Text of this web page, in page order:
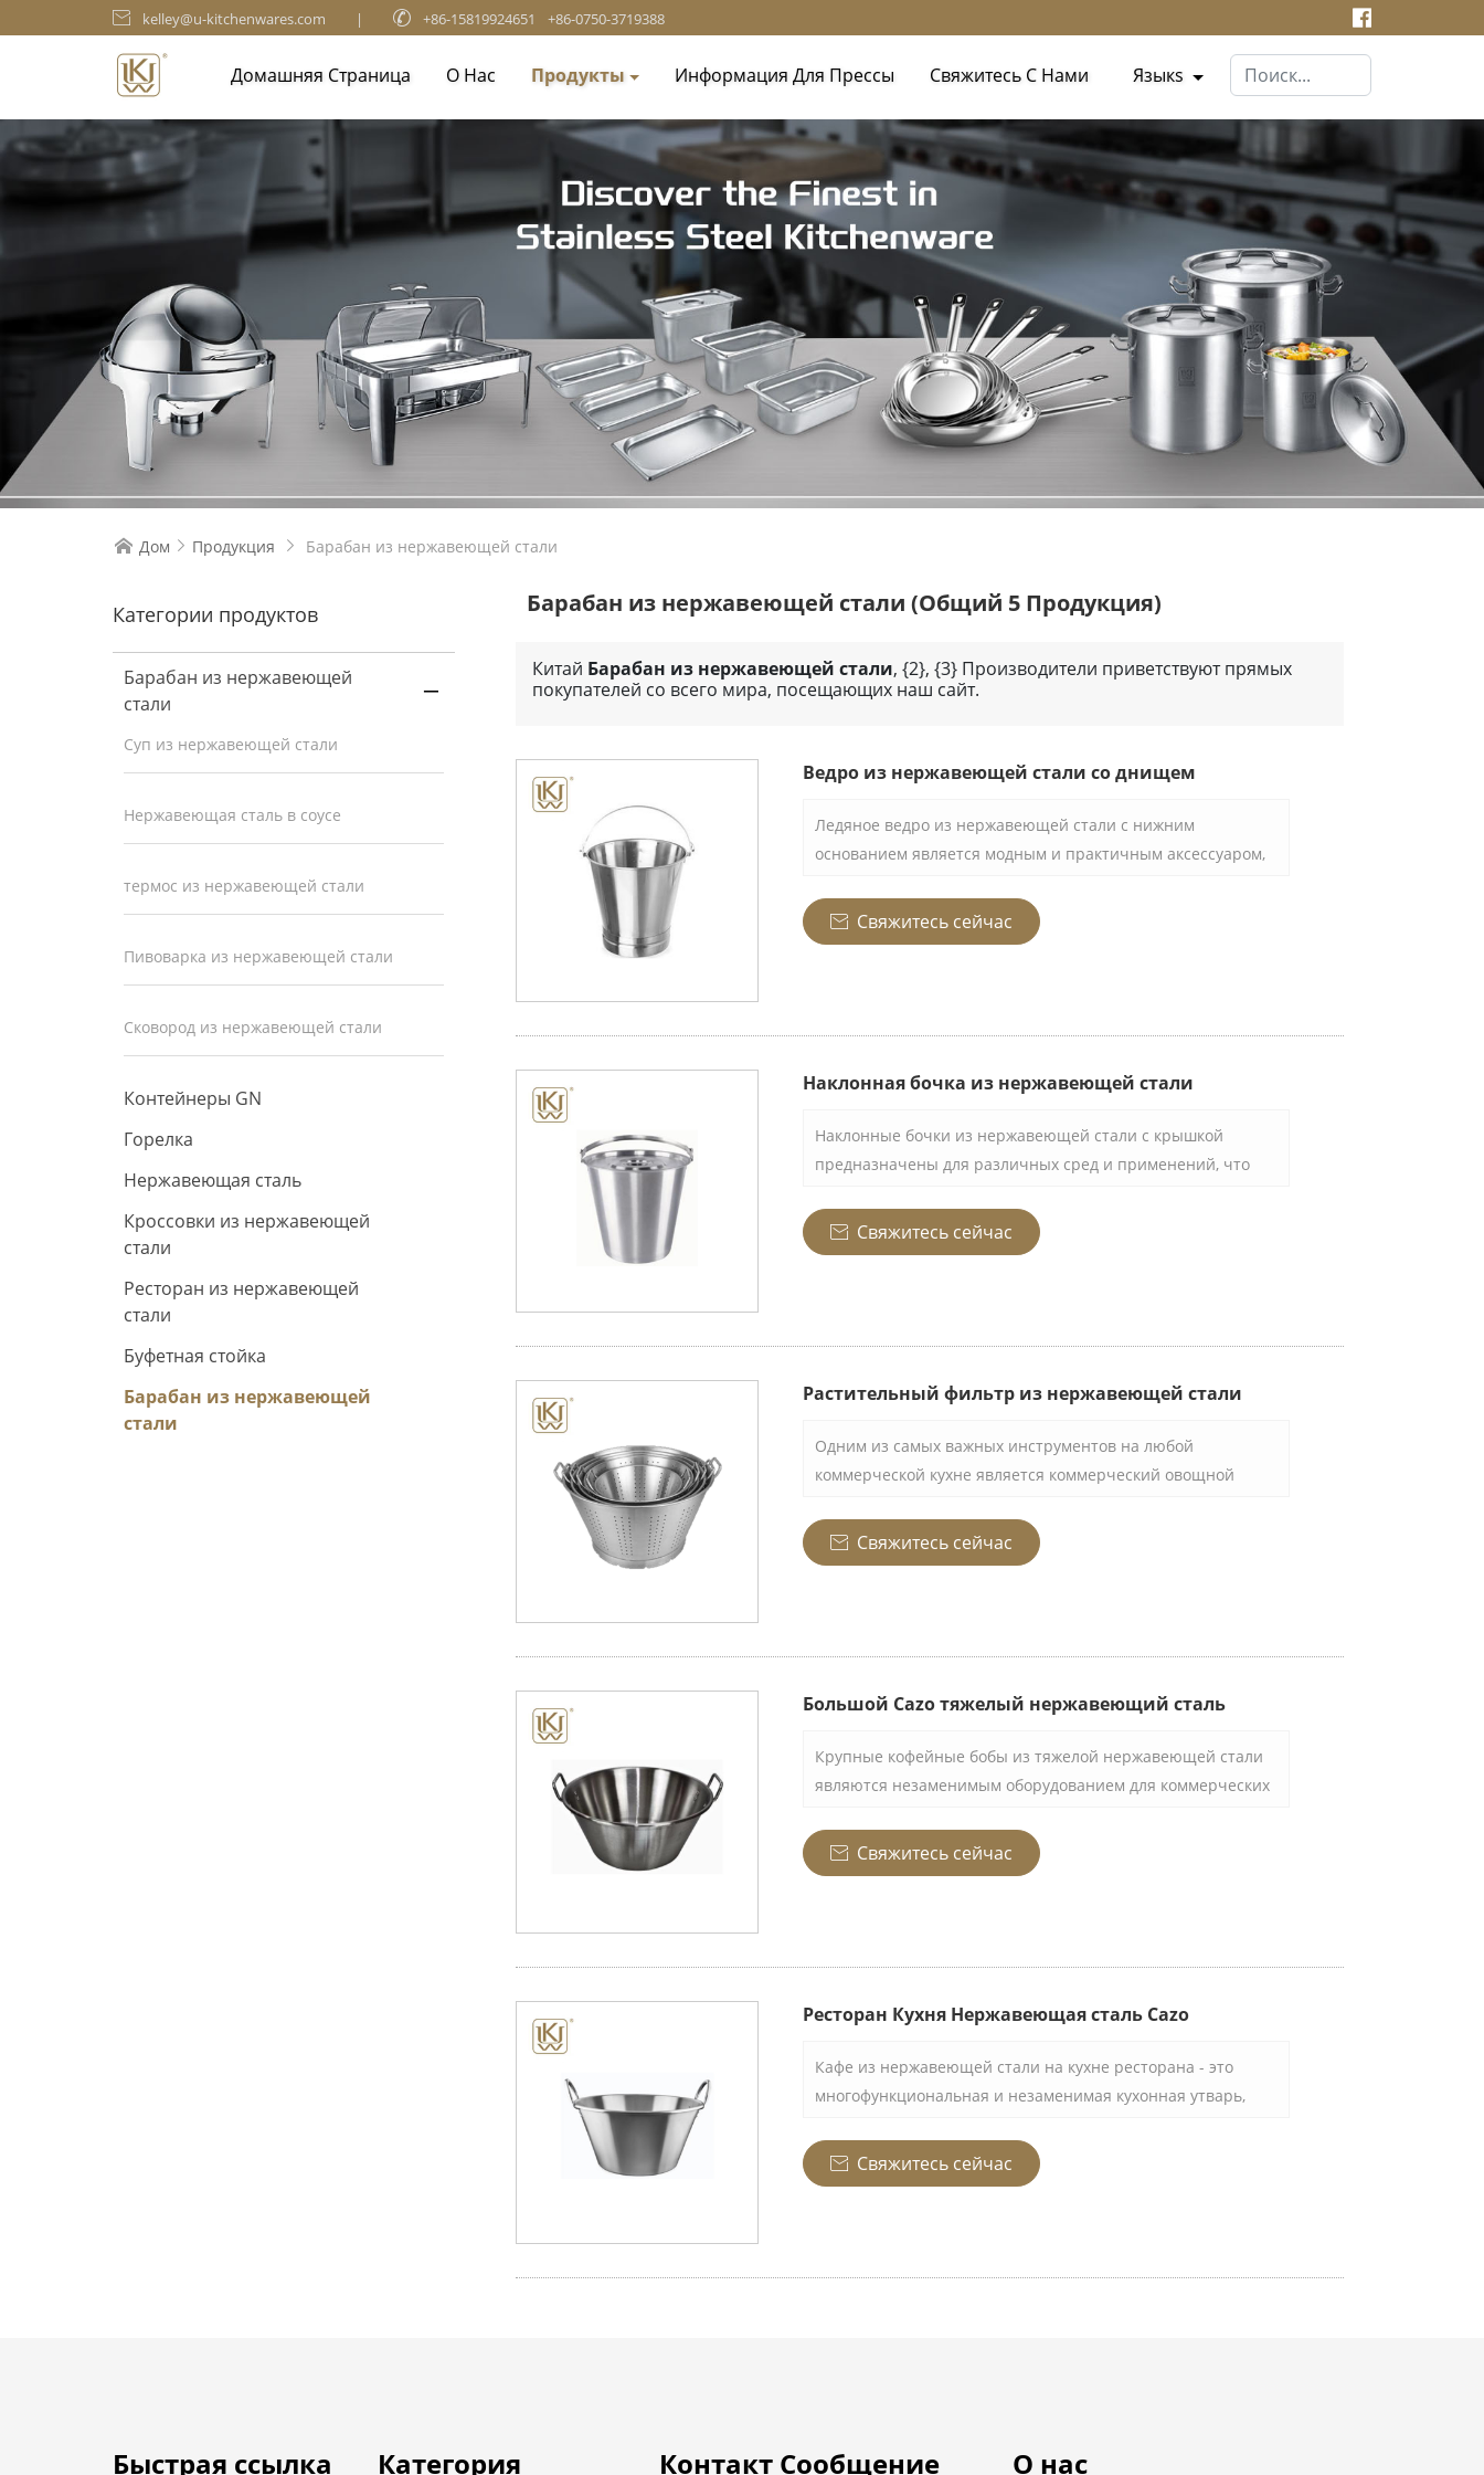
 kelley@u-kitchenwares.com |  +86-15819924651 +86-0750-3719388
Домашняя Страница О Нас Продукты Информация Для Прессы Свяжитесь С Нами Языкs
 Дом  Продукция  Барабан из нержавеющей стали
Категории продуктов
Барабан из нержавеющей
стали

Суп из нержавеющей стали
Нержавеющая сталь в соусе
термос из нержавеющей стали
Пивоварка из нержавеющей стали
Сковород из нержавеющей стали
Контейнеры GN
Горелка
Нержавеющая сталь
Кроссовки из нержавеющей
стали
Ресторан из нержавеющей
стали
Буфетная стойка
Барабан из нержавеющей
стали
Барабан из нержавеющей стали (Общий 5 Продукция)
Китай Барабан из нержавеющей стали, {2}, {3} Производители приветствуют прямых
покупателей со всего мира, посещающих наш сайт.
Ведро из нержавеющей стали со днищем
Ледяное ведро из нержавеющей стали с нижним
основанием является модным и практичным аксессуаром,
коммерческой среде. Этот ледяной бочонок из
нержавеющей стали, изготовленный из
 Свяжитесь сейчас
Наклонная бочка из нержавеющей стали
Наклонные бочки из нержавеющей стали с крышкой
предназначены для различных сред и применений, что
Он изготовлен из высококачественной нержавеющей
стали и обеспечивает его долговечность и коррозионную
 Свяжитесь сейчас
Растительный фильтр из нержавеющей стали
Одним из самых важных инструментов на любой
коммерческой кухне является коммерческий овощной
размещения большого количества овощей, фруктов и
других ингредиентов. Эти фильтры изготовлены из
 Свяжитесь сейчас
Большой Cazo тяжелый нержавеющий сталь
Крупные кофейные бобы из тяжелой нержавеющей стали
являются незаменимым оборудованием для коммерческих
зерно изготовлено из высококачественной нержавеющей
стали, что гарантирует его коррозионную стойкость и
 Свяжитесь сейчас
Ресторан Кухня Нержавеющая сталь Cazo
Кафе из нержавеющей стали на кухне ресторана - это
многофункциональная и незаменимая кухонная утварь,
изготовленный из высококачественной нержавеющей
стали, обладает отличной долговечностью и коррозионной
 Свяжитесь сейчас
Быстрая ссылка Категория Контакт Сообщение О нас